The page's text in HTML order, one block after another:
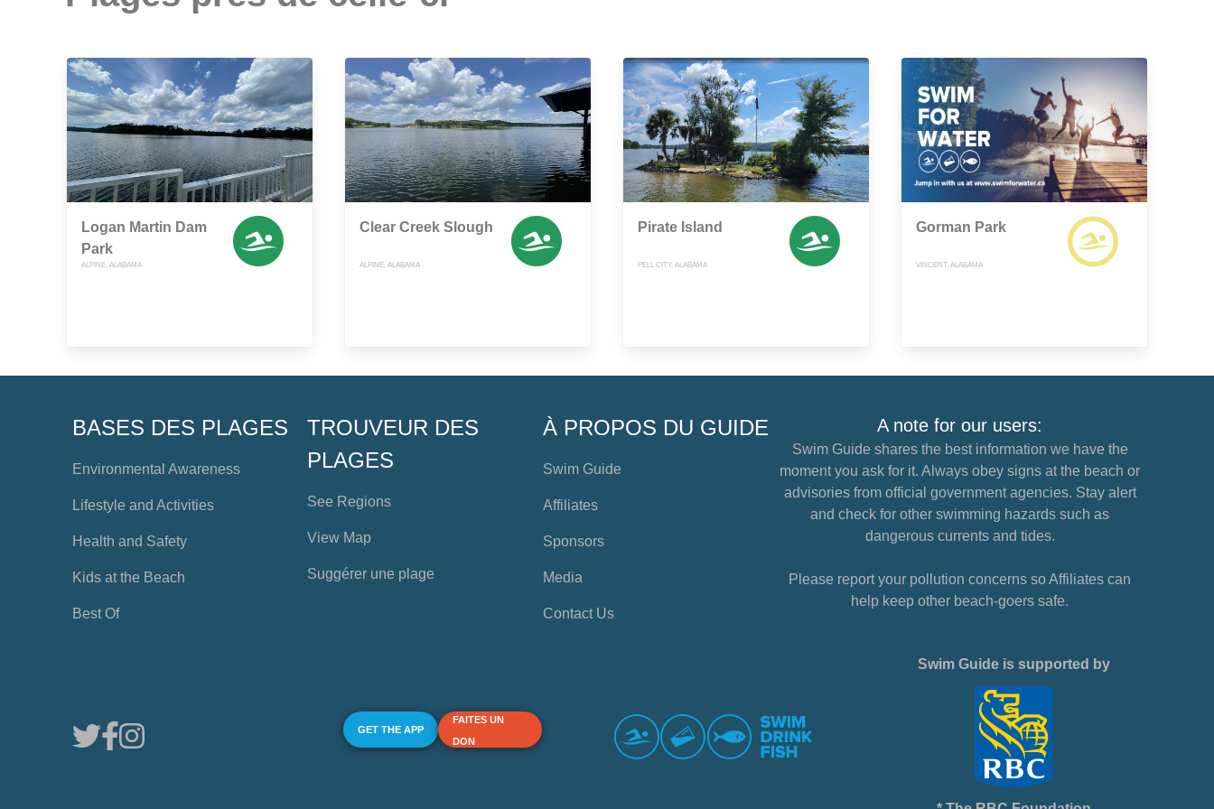
Logan Martin Dam
Park
ALPINE, ALABAMA
Clear Creek Slough
ALPINE, ALABAMA
Pirate Island
PELL CITY, ALABAMA
Gorman Park
VINCENT, ALABAMA
BASES DES PLAGES
Environmental Awareness
Lifestyle and Activities
Health and Safety
Kids at the Beach
Best Of
TROUVEUR DES
PLAGES
See Regions
View Map
Suggérer une plage
À PROPOS DU GUIDE
Swim Guide
Affiliates
Sponsors
Media
Contact Us
A note for our users:
Swim Guide shares the best information we have the
moment you ask for it. Always obey signs at the beach or
advisories from official government agencies. Stay alert
and check for other swimming hazards such as
dangerous currents and tides.
Please report your pollution concerns so Affiliates can
help keep other beach-goers safe.
GET THE APP
FAITES UN
DON
Swim Guide is supported by